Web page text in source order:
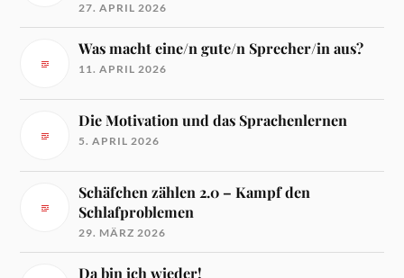
27. APRIL 2026
Was macht eine/n gute/n Sprecher/in aus?
11. APRIL 2026
Die Motivation und das Sprachenlernen
5. APRIL 2026
Schäfchen zählen 2.0 – Kampf den
Schlafproblemen
29. MÄRZ 2026
Da bin ich wieder!